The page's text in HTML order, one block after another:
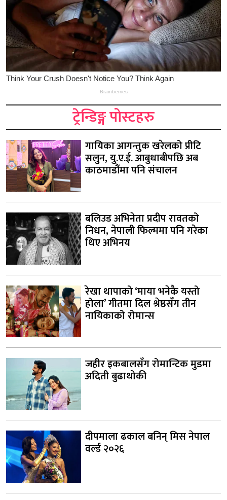
ट्रेन्डिङ्ग पोस्टहरु
गायिका आगन्तुक खरेलको प्रीटि
सलुन, यु.ए.ई. आबुधाबीपछि अब
काठमाडौंमा पनि संचालन
बलिउड अभिनेता प्रदीप रावतको
निधन, नेपाली फिल्ममा पनि गरेका
थिए अभिनय
रेखा थापाको ‘माया भनेकै यस्तो
होला’ गीतमा दिल श्रेष्ठसँग तीन
नायिकाको रोमान्स
जहीर इकबालसँग रोमान्टिक मुडमा
अदिती बुढाथोकी
दीपमाला ढकाल बनिन् मिस नेपाल
वर्ल्ड २०२६